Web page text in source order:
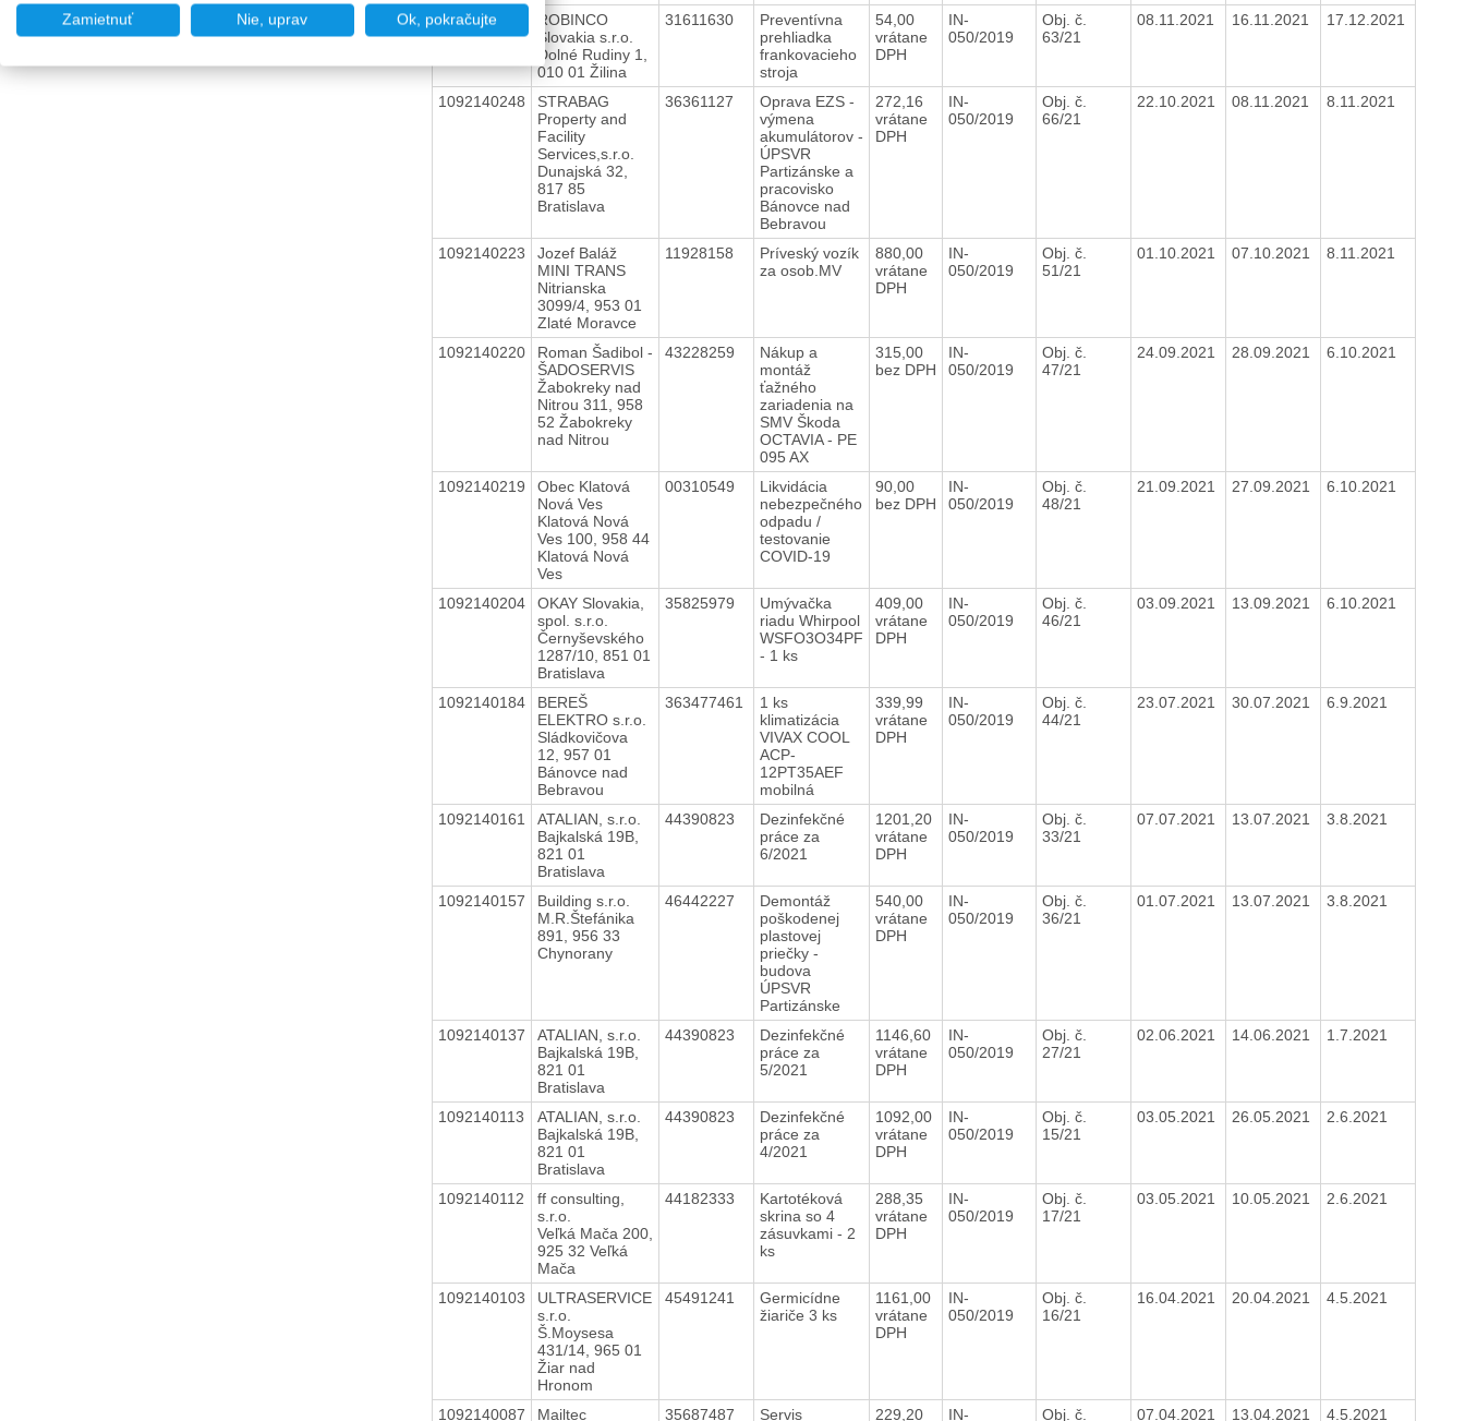
1092140262
ROBINCO
Slovakia s.r.o.
Dolné Rudiny 1,
010 01 Žilina
31611630
Preventívna
prehliadka
frankovacieho
stroja
54,00
vrátane
DPH
IN-
050/2019
Obj. č.
63/21
08.11.2021 16.11.2021 17.12.2021
1092140248
STRABAG
Property and
Facility
Services,s.r.o.
Dunajská 32,
817 85
Bratislava
36361127
Oprava EZS -
výmena
akumulátorov -
ÚPSVR
Partizánske a
pracovisko
Bánovce nad
Bebravou
272,16
vrátane
DPH
IN-
050/2019
Obj. č.
66/21
22.10.2021 08.11.2021 8.11.2021
1092140223
Jozef Baláž
MINI TRANS
Nitrianska
3099/4, 953 01
Zlaté Moravce
11928158
Príveský vozík
za osob.MV
880,00
vrátane
DPH
IN-
050/2019
Obj. č.
51/21
01.10.2021 07.10.2021 8.11.2021
1092140220
Roman Šadibol -
ŠADOSERVIS
Žabokreky nad
Nitrou 311, 958
52 Žabokreky
nad Nitrou
43228259
Nákup a
montáž
ťažného
zariadenia na
SMV Škoda
OCTAVIA - PE
095 AX
315,00
bez DPH
IN-
050/2019
Obj. č.
47/21
24.09.2021 28.09.2021 6.10.2021
1092140219
Obec Klatová
Nová Ves
Klatová Nová
Ves 100, 958 44
Klatová Nová
Ves
00310549
Likvidácia
nebezpečného
odpadu /
testovanie
COVID-19
90,00
bez DPH
IN-
050/2019
Obj. č.
48/21
21.09.2021 27.09.2021 6.10.2021
1092140204
OKAY Slovakia,
spol. s.r.o.
Černyševského
1287/10, 851 01
Bratislava
35825979
Umývačka
riadu Whirpool
WSFO3O34PF
- 1 ks
409,00
vrátane
DPH
IN-
050/2019
Obj. č.
46/21
03.09.2021 13.09.2021 6.10.2021
1092140184
BEREŠ
ELEKTRO s.r.o.
Sládkovičova
12, 957 01
Bánovce nad
Bebravou
363477461
1 ks
klimatizácia
VIVAX COOL
ACP-
12PT35AEF
mobilná
339,99
vrátane
DPH
IN-
050/2019
Obj. č.
44/21
23.07.2021 30.07.2021 6.9.2021
1092140161
ATALIAN, s.r.o.
Bajkalská 19B,
821 01
Bratislava
44390823
Dezinfekčné
práce za
6/2021
1201,20
vrátane
DPH
IN-
050/2019
Obj. č.
33/21
07.07.2021 13.07.2021 3.8.2021
1092140157
Building s.r.o.
M.R.Štefánika
891, 956 33
Chynorany
46442227
Demontáž
poškodenej
plastovej
priečky -
budova
ÚPSVR
Partizánske
540,00
vrátane
DPH
IN-
050/2019
Obj. č.
36/21
01.07.2021 13.07.2021 3.8.2021
1092140137
ATALIAN, s.r.o.
Bajkalská 19B,
821 01
Bratislava
44390823
Dezinfekčné
práce za
5/2021
1146,60
vrátane
DPH
IN-
050/2019
Obj. č.
27/21
02.06.2021 14.06.2021 1.7.2021
1092140113
ATALIAN, s.r.o.
Bajkalská 19B,
821 01
Bratislava
44390823
Dezinfekčné
práce za
4/2021
1092,00
vrátane
DPH
IN-
050/2019
Obj. č.
15/21
03.05.2021 26.05.2021 2.6.2021
1092140112
ff consulting,
s.r.o.
Veľká Mača 200,
925 32 Veľká
Mača
44182333
Kartotéková
skrina so 4
zásuvkami - 2
ks
288,35
vrátane
DPH
IN-
050/2019
Obj. č.
17/21
03.05.2021 10.05.2021 2.6.2021
1092140103
ULTRASERVICE
s.r.o.
Š.Moysesa
431/14, 965 01
Žiar nad
Hronom
45491241
Germicídne
žiariče 3 ks
1161,00
vrátane
DPH
IN-
050/2019
Obj. č.
16/21
16.04.2021 20.04.2021 4.5.2021
1092140087 Mailtec 35687487 Servis 229,20 IN- Obj. č. 07.04.2021 13.04.2021 4.5.2021
Zamietnuť Nie, uprav Ok, pokračujte